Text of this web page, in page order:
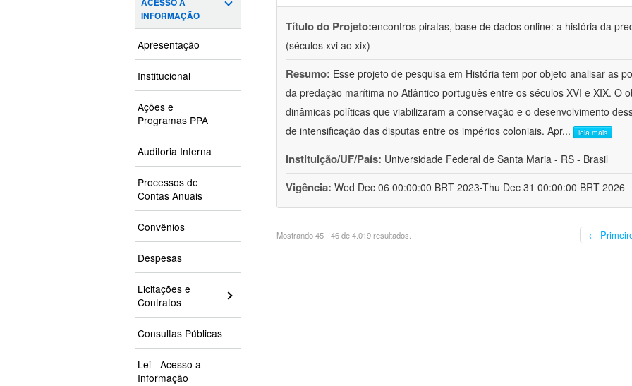
ACESSO À
INFORMAÇÃO
Apresentação
Institucional
Ações e
Programas PPA
Auditoria Interna
Processos de
Contas Anuais
Convênios
Despesas
Licitações e
Contratos
Consultas Públicas
Lei - Acesso a
Informação
Título do Projeto:encontros piratas, base de dados online: a história da
(séculos xvi ao xix)
Resumo: Esse projeto de pesquisa em História tem por objeto analisar as
da predação marítima no Atlântico português entre os séculos XVI e XIX. O
dinâmicas políticas que viabilizaram a conservação e o desenvolvimento
de intensificação das disputas entre os impérios coloniais. Apr... leia mais
Instituição/UF/País: Universidade Federal de Santa Maria - RS - Brasil
Vigência: Wed Dec 06 00:00:00 BRT 2023-Thu Dec 31 00:00:00 BRT 2026
Mostrando 45 - 46 de 4.019 resultados. ←